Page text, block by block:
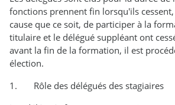
fonctions prennent fin lorsqu'ils
cause que ce soit, de participer à la
titulaire et le délégué suppléant ont
avant la fin de la formation, il est
élection.
1. Rôle des délégués des stagiaires